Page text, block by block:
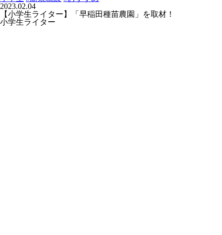
2023.02.04
【小学生ライター】「早稲田種苗農園」を取材！
小学生ライター